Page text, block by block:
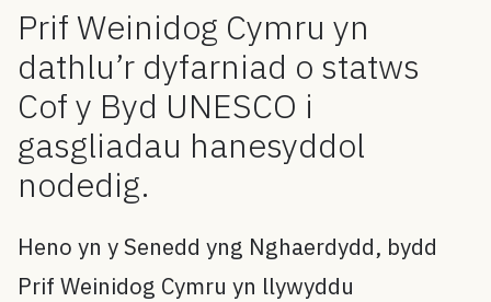
Prif Weinidog Cymru yn
dathlu’r dyfarniad o statws
Cof y Byd UNESCO i
gasgliadau hanesyddol
nodedig.
Heno yn y Senedd yng Nghaerdydd, bydd
Prif Weinidog Cymru yn llywyddu